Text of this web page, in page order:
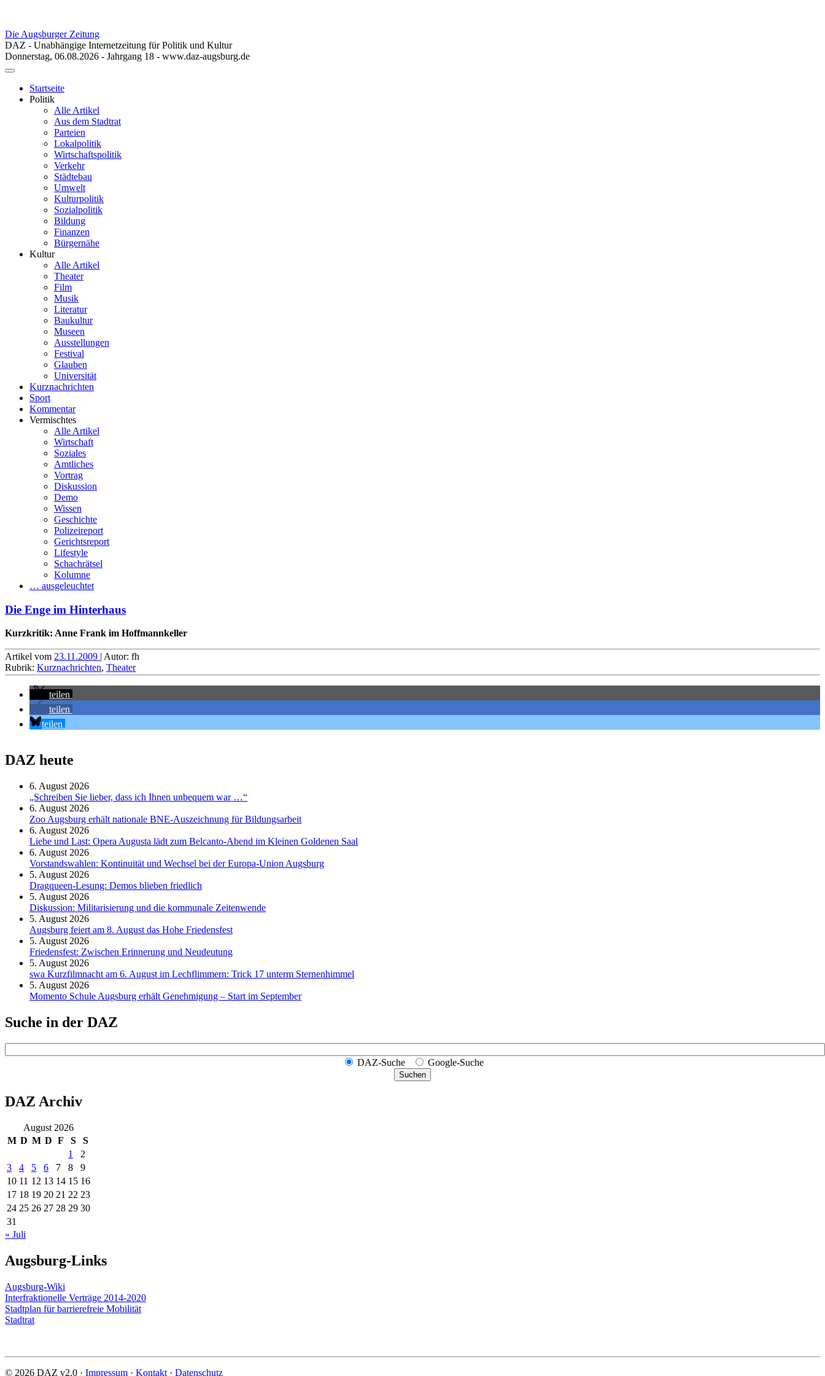
Die Augsburger Zeitung
DAZ - Unabhängige Internetzeitung für Politik und Kultur
Donnerstag, 06.08.2026 - Jahrgang 18 - www.daz-augsburg.de
Toggle
navigationStartseite
Politik
Alle Artikel
Aus dem Stadtrat
Parteien
Lokalpolitik
Wirtschaftspolitik
Verkehr
Städtebau
Umwelt
Kulturpolitik
Sozialpolitik
Bildung
Finanzen
Bürgernähe
Kultur
Alle Artikel
Theater
Film
Musik
Literatur
Baukultur
Museen
Ausstellungen
Festival
Glauben
Universität
Kurznachrichten
Sport
Kommentar
Vermischtes
Alle Artikel
Wirtschaft
Soziales
Amtliches
Vortrag
Diskussion
Demo
Wissen
Geschichte
Polizeireport
Gerichtsreport
Lifestyle
Schachrätsel
Kolumne
… ausgeleuchtet
Die Enge im Hinterhaus
Kurzkritik: Anne Frank im Hoffmannkeller
Artikel vom 23.11.2009 | Autor: fh
Rubrik: Kurznachrichten, Theater
teilen
teilen
teilen
DAZ heute
6. August 2026
„Schreiben Sie lieber, dass ich Ihnen unbequem war …“
6. August 2026
Zoo Augsburg erhält nationale BNE-Auszeichnung für Bildungsarbeit
6. August 2026
Liebe und Last: Opera Augusta lädt zum Belcanto-Abend im Kleinen Goldenen Saal
6. August 2026
Vorstandswahlen: Kontinuität und Wechsel bei der Europa-Union Augsburg
5. August 2026
Dragqueen-Lesung: Demos blieben friedlich
5. August 2026
Diskussion: Mi­li­ta­ri­sie­rung und die kommunale Zeitenwende
5. August 2026
Augsburg feiert am 8. August das Hohe Friedensfest
5. August 2026
Friedensfest: Zwischen Erinnerung und Neudeutung
5. August 2026
swa Kurz­film­nacht am 6. August im Lech­flim­mern: Trick 17 unterm Sternen­himmel
5. August 2026
Momento Schule Augsburg erhält Genehmigung – Start im September
Suche in der DAZ
DAZ-Suche Google-Suche
Suchen
DAZ Archiv
August 2026
M D M D F S
S
1
2
3
4 5 6 7 8
9
10 11 12 13 14 15 16
17 18 19 20 21 22 23
24 25 26 27 28 29 30
31
« Juli
Augsburg-Links
Augsburg-Wiki
Interfraktionelle Verträge 2014-2020
Stadtplan für barrierefreie Mobilität
Stadtrat
© 2026 DAZ v2.0 · Impressum · Kontakt · Datenschutz